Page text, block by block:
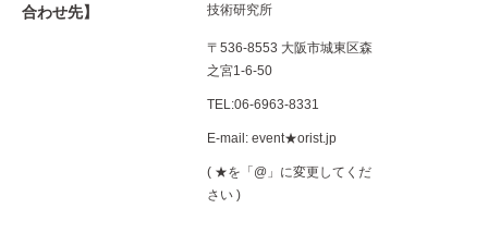
合わせ先】
技術研究所
〒536-8553 大阪市城東区森
之宮1-6-50
TEL:06-6963-8331
E-mail: event★orist.jp
( ★を「@」に変更してくだ
さい )